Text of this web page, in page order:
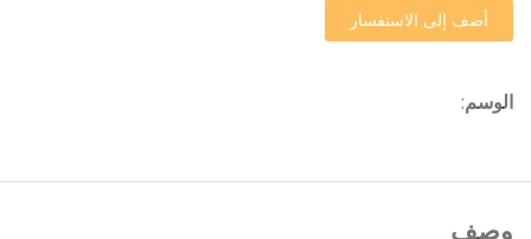
أضف إلى الاستفسار
الوسم:
وصف